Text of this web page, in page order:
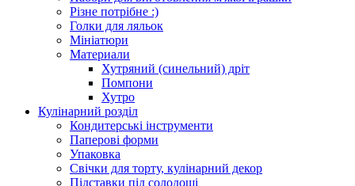
Різне потрібне :)
Голки для ляльок
Мініатюри
Материали
Хутряний (синельний) дріт
Помпони
Хутро
Кулінарний розділ
Кондитерські інструменти
Паперові форми
Упаковка
Свічки для торту, кулінарний декор
Підставки під солодощі